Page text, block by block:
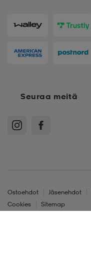
Seuraa meitä
Ostoehdot Jäsenehdot
Cookies
Sitemap